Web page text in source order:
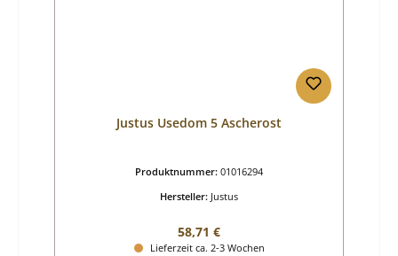
Justus Usedom 5 Ascherost
Produktnummer: 01016294
Hersteller: Justus
Regulärer Preis:
58,71 €
Lieferzeit ca. 2-3 Wochen